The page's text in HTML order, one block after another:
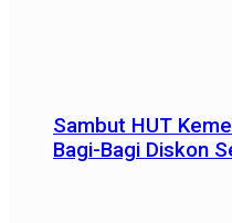
Sambut HUT
Bagi-Bagi Diskon